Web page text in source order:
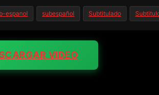
espanol subespañol Subtitulado
VIDEO